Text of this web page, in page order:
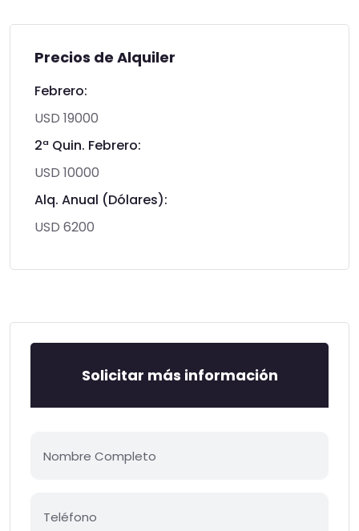
Precios de Alquiler
Febrero:
USD 19000
2ª Quin. Febrero:
USD 10000
Alq. Anual (Dólares):
USD 6200
Solicitar más información